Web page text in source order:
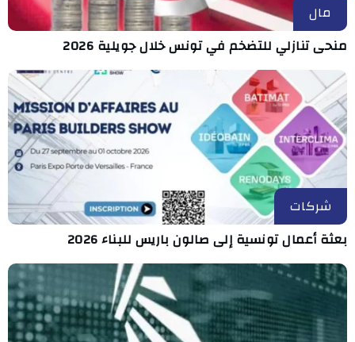
مال
منحى تنازلي ‎للتضخم في تونس خلال جويلية 2026‎
شركات
بعثة أعمال تونسية إلى صالون باريس للبناء 2026